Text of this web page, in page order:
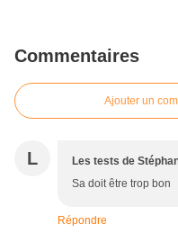
Commentaires
Ajouter un
L Les tests de
Sa doit être trop bon
Répondre